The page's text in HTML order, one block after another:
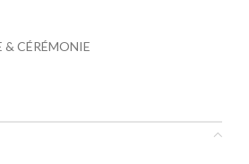
la taille pour le produit
Cérémonie M8
& CÉRÉMONIE